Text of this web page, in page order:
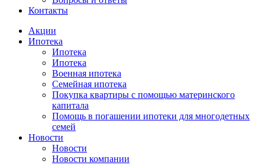
Контакты
Акции
Ипотека
Ипотека
Ипотека
Военная ипотека
Семейная ипотека
Покупка квартиры с помощью материнского
капитала
Помощь в погашении ипотеки для многодетных
семей
Новости
Новости
Новости компании